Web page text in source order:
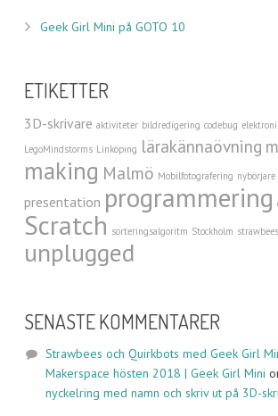
Geek Girl Mini på GOTO 10
ETIKETTER
3D-skrivare aktiviteter bildredigering codebug
LegoMindstorms Linköping lärakännaövning
making Malmö Mobilfotografering nybörjare
presentation programmering
Scratch sorteringsalgoritm Stockholm strawbees
unplugged
SENASTE KOMMENTARER
Strawbees och Quirkbots med Geek Girl
Makerspace hösten 2018 | Geek Girl Mini
nyckelring med namn och skriv ut på 3D-